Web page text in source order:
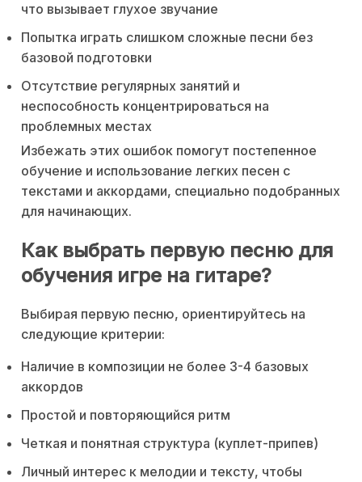
что вызывает глухое звучание
Попытка играть слишком сложные песни без
базовой подготовки
Отсутствие регулярных занятий и
неспособность концентрироваться на
проблемных местах
Избежать этих ошибок помогут постепенное
обучение и использование легких песен с
текстами и аккордами, специально подобранных
для начинающих.
Как выбрать первую песню для
обучения игре на гитаре?
Выбирая первую песню, ориентируйтесь на
следующие критерии:
Наличие в композиции не более 3-4 базовых
аккордов
Простой и повторяющийся ритм
Четкая и понятная структура (куплет-припев)
Личный интерес к мелодии и тексту, чтобы